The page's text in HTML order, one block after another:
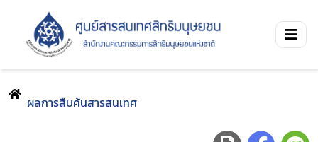
ผลการสืบค้นสารสนเทศ